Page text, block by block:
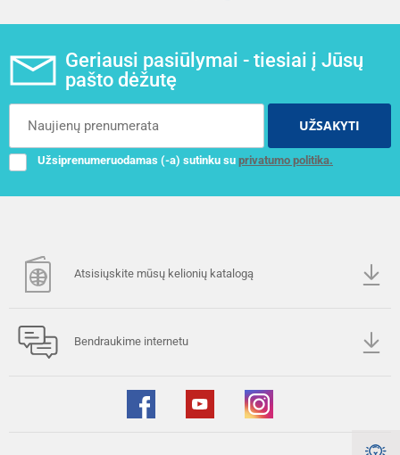
Geriausi pasiūlymai - tiesiai į Jūsų
pašto dėžutę
UŽSAKYTI
Užsiprenumeruodamas (-a) sutinku su privatumo politika.
Atsisiųskite mūsų kelionių katalogą
Bendraukime internetu